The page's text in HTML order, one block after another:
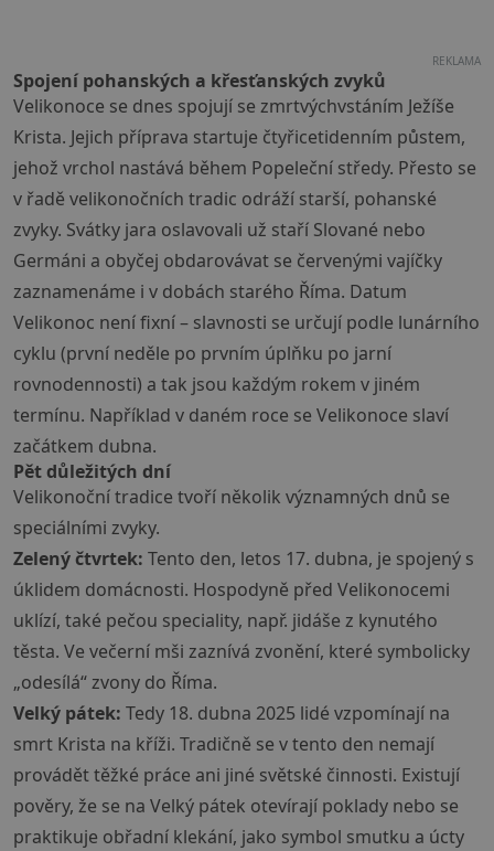
REKLAMA
Spojení pohanských a křesťanských zvyků
Velikonoce se dnes spojují se zmrtvýchvstáním Ježíše
Krista. Jejich příprava startuje čtyřicetidenním půstem,
jehož vrchol nastává během Popeleční středy. Přesto se
v řadě velikonočních tradic odráží starší, pohanské
zvyky. Svátky jara oslavovali už staří Slované nebo
Germáni a obyčej obdarovávat se červenými vajíčky
zaznamenáme i v dobách starého Říma. Datum
Velikonoc není fixní – slavnosti se určují podle lunárního
cyklu (první neděle po prvním úplňku po jarní
rovnodennosti) a tak jsou každým rokem v jiném
termínu. Například v daném roce se Velikonoce slaví
začátkem dubna.
Pět důležitých dní
Velikonoční tradice tvoří několik významných dnů se
speciálními zvyky.
Zelený čtvrtek: Tento den, letos 17. dubna, je spojený s
úklidem domácnosti. Hospodyně před Velikonocemi
uklízí, také pečou speciality, např. jidáše z kynutého
těsta. Ve večerní mši zaznívá zvonění, které symbolicky
„odesílá“ zvony do Říma.
Velký pátek: Tedy 18. dubna 2025 lidé vzpomínají na
smrt Krista na kříži. Tradičně se v tento den nemají
provádět těžké práce ani jiné světské činnosti. Existují
pověry, že se na Velký pátek otevírají poklady nebo se
praktikuje obřadní klekání, jako symbol smutku a úcty